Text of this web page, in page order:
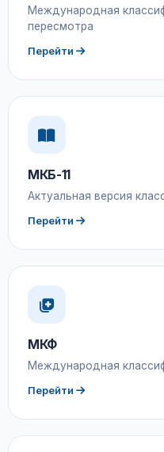
Международная
пересмотра
Перейти
МКБ-11
Актуальная версия
Перейти
МКФ
Международная
Перейти